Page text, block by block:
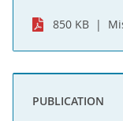
850 KB
PUBLICATION